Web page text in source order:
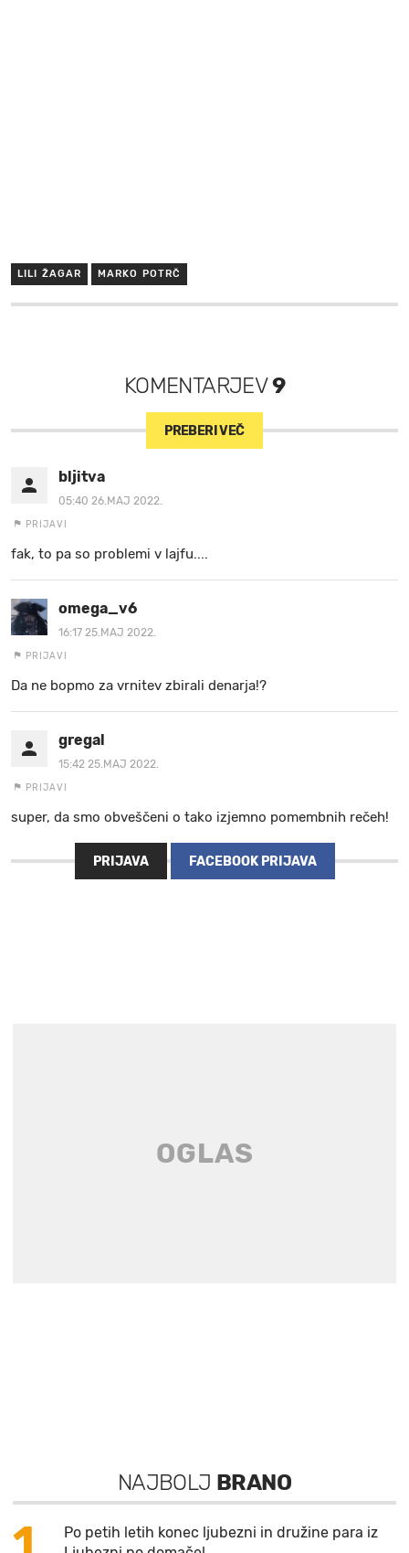
LILI ŽAGAR MARKO POTRČ
KOMENTARJEV9
PREBERI VEČ
bljitva
05:40 26.MAJ 2022.
PRIJAVI
fak, to pa so problemi v lajfu....
omega_v6
16:17 25.MAJ 2022.
PRIJAVI
Da ne bopmo za vrnitev zbirali denarja!?
gregal
15:42 25.MAJ 2022.
PRIJAVI
super, da smo obveščeni o tako izjemno pomembnih rečeh!
PRIJAVA FACEBOOK PRIJAVA
NAJBOLJ BRANO
Po petih letih konec ljubezni in družine para iz